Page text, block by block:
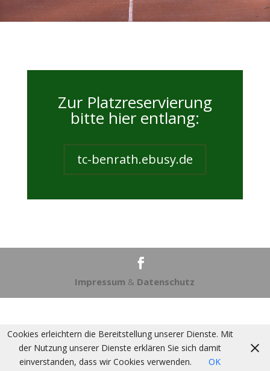
Zur Platzreservierung
bitte hier entlang:
tc-benrath.ebusy.de
Impressum & Datenschutz
Cookies erleichtern die Bereitstellung unserer Dienste. Mit
der Nutzung unserer Dienste erklären Sie sich damit
einverstanden, dass wir Cookies verwenden.
OK